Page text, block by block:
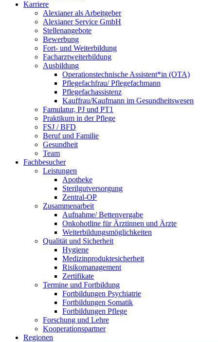
Karriere
Alexianer als Arbeitgeber
Alexianer Service GmbH
Stellenangebote
Bewerbung
Fort- und Weiterbildung
Facharztweiterbildung
Ausbildung
Operationstechnische Assistent*in (OTA)
Pflegefachfrau/ Pflegefachmann
Pflegefachassistenz
Kauffrau/Kaufmann im Gesundheitswesen
Famulatur, PJ und PT1
Praktikum in der Pflege
FSJ / BFD
Beruf und Familie
Gesundheit
Team
Fachbesucher
Leistungen
Apotheke
Sterilgutversorgung
Zentral-OP
Zusammenarbeit
Aufnahme/ Bettenvergabe
Onkohotline für Ärztinnen und Ärzte
Weiterbildungsmöglichkeiten
Qualität und Sicherheit
Hygiene
Medizinproduktesicherheit
Risikomanagement
Zertifikate
Termine und Fortbildung
Fortbildungen Psychiatrie
Fortbildungen Somatik
Fortbildungen Pflege
Forschung und Lehre
Kooperationspartner
Regionen